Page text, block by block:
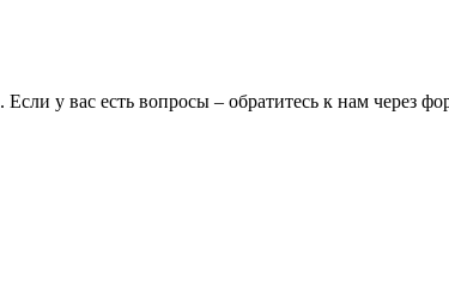
. Если у вас есть вопросы – обратитесь к нам через